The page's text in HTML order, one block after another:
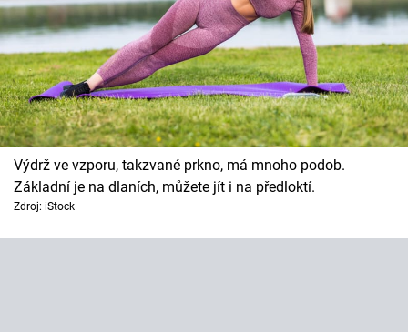
Výdrž ve vzporu, takzvané prkno, má mnoho podob.
Základní je na dlaních, můžete jít i na předloktí.
Zdroj: iStock